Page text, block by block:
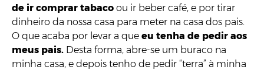
de ir comprar tabaco ou ir beber café, e por tirar
dinheiro da nossa casa para meter na casa dos pais.
O que acaba por levar a que eu tenha de pedir aos
meus pais. Desta forma, abre-se um buraco na
minha casa, e depois tenho de pedir “terra” à minha